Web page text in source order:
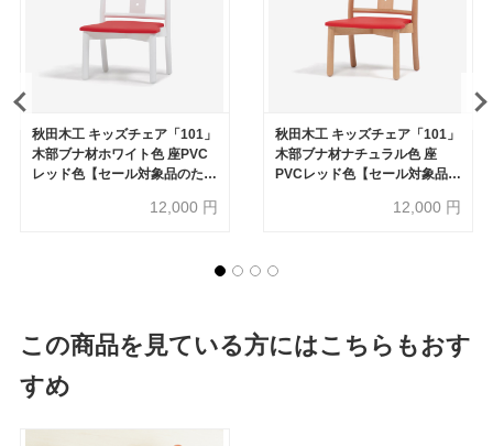
秋田木工 キッズチェア「101」
木部ブナ材ホワイト色 座PVC
レッド色【セール対象品のため
12,000 円
秋田木工 キッズチェア「101」
木部ブナ材ナチュラル色 座
PVCレッド色【セール対象品の
12,000 円
この商品を見ている方にはこちらもおす
すめ